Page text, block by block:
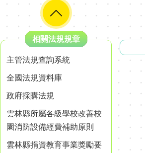
相關法規規章
主管法規查詢系統
全國法規資料庫
政府採購法規
雲林縣所屬各級學校改善校
園消防設備經費補助原則
雲林縣捐資教育事業獎勵要